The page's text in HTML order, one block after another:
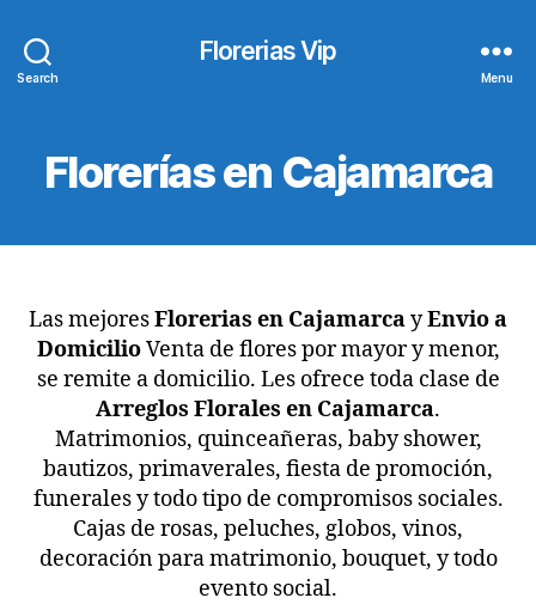
Search
Florerias Vip
Menu
Florerías en Cajamarca
Las mejoresFlorerias en CajamarcayEnvio a
DomicilioVenta de flores por mayor y menor,
se remite a domicilio. Les ofrece toda clase de
Arreglos Florales en Cajamarca.
Matrimonios, quinceañeras, baby shower,
bautizos, primaverales, fiesta de promoción,
funerales y todo tipo de compromisos sociales.
Cajas de rosas, peluches, globos, vinos,
decoración para matrimonio, bouquet, y todo
evento social.